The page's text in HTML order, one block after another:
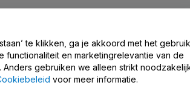
/ Neem Contact Met Ons Op
te klikken, ga je akkoord met het gebruik
functionaliteit en marketingrelevantie van de
Anders gebruiken we alleen strikt
voor meer informatie.